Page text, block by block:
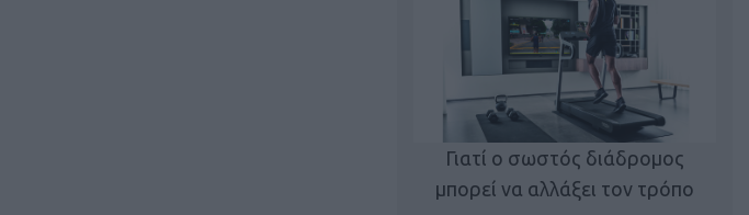
Γιατί ο σωστός διάδρομος
μπορεί να αλλάξει τον τρόπο